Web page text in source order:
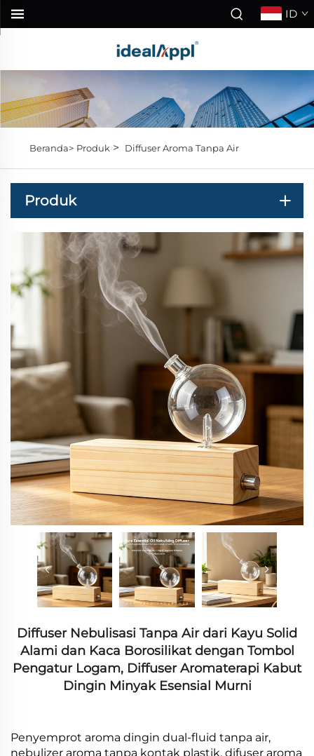
ID
Beranda> Produk > Diffuser Aroma Tanpa Air
Produk
Diffuser Nebulisasi Tanpa Air dari Kayu Solid
Alami dan Kaca Borosilikat dengan Tombol
Pengatur Logam, Diffuser Aromaterapi Kabut
Dingin Minyak Esensial Murni
Penyemprot aroma dingin dual-fluid tanpa air,
nebulizer aroma tanpa kontak plastik, difuser aroma